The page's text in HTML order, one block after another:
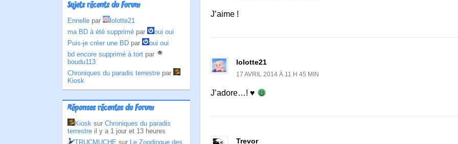
Sujets récents du Forum
Ennelle par
lolotte21
ma BD à été supprimé par
oui oui
Puis-je créer une BD par
oui oui
bd encore supprimé à tort par
boudu113
Chroniques du paradis terrestre par
Kiosk
Réponses récentes du Forum
Kiosk sur Chroniques du paradis
terrestre il y a 1 jour et 13 heures
TRUCMUCHE sur Le Zoodingue des
J’aime !
lolotte21
17 AVRIL 2014 À 11 H 45 MIN
J’adore…! ♥
Trevor